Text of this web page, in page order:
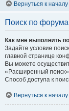
Вернуться к началу
Поиск по
Как мне выполнить
Задайте условие
главной странице
Вы можете
«Расширенный
Способ доступа к
Вернуться к началу